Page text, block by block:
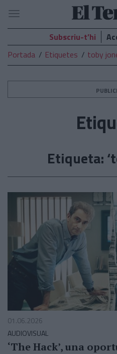
El
Temps
Navegació
Subscriu-t’hi
Portada
Etiquetes toby
Etiqueta:
01.06.2026
AUDIOVISUAL
‘The Hack’, una